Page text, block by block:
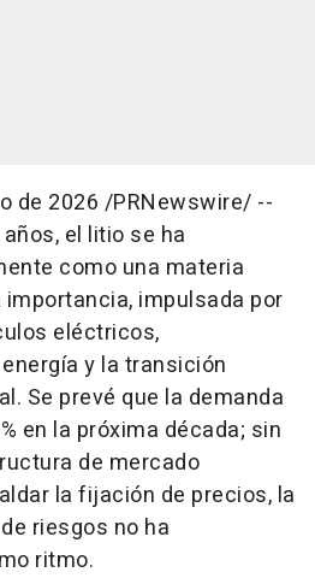
de 2026 /PRNewswire/ --
el litio se ha
como una materia
impulsada por
eléctricos,
y la transición
Se prevé que la demanda
en la próxima década; sin
de mercado
la fijación de precios, la
riesgos no ha
ritmo.